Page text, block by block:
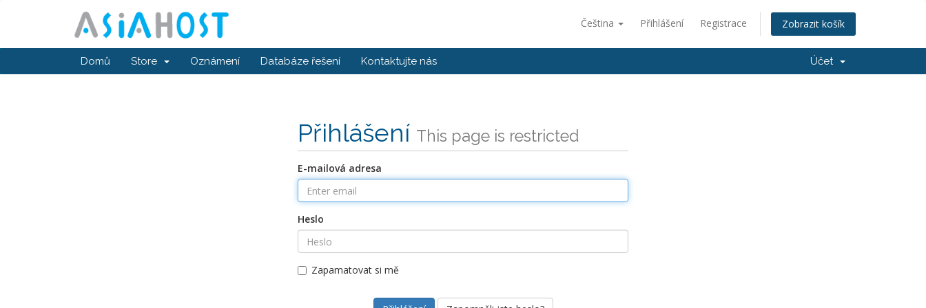
Čeština Přihlášení Registrace Zobrazit košík
Domů Store Oznámení Databáze řešení Kontaktujte nás Účet
Přihlášení This page is restricted
E-mailová adresa
Heslo
Zapamatovat si mě